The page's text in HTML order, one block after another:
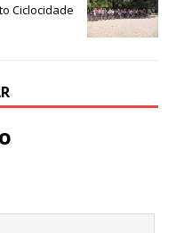
Ciclocidade